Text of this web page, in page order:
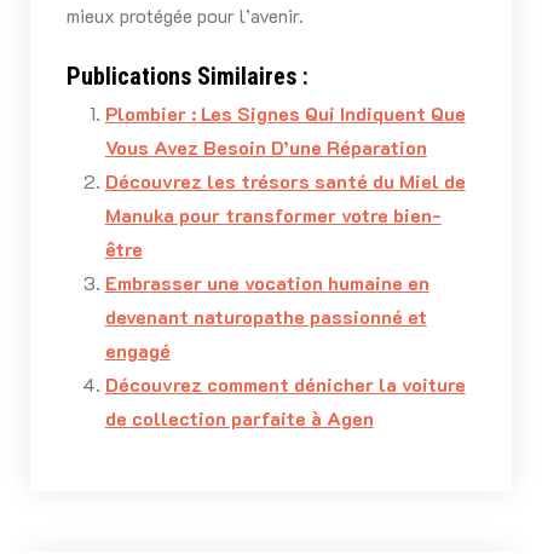
mieux protégée pour l’avenir.
Publications Similaires :
Plombier : Les Signes Qui Indiquent Que
Vous Avez Besoin D’une Réparation
Découvrez les trésors santé du Miel de
Manuka pour transformer votre bien-
être
Embrasser une vocation humaine en
devenant naturopathe passionné et
engagé
Découvrez comment dénicher la voiture
de collection parfaite à Agen